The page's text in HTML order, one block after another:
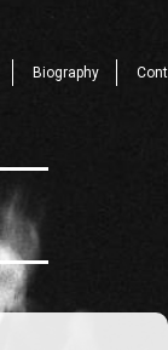
Biography Cont